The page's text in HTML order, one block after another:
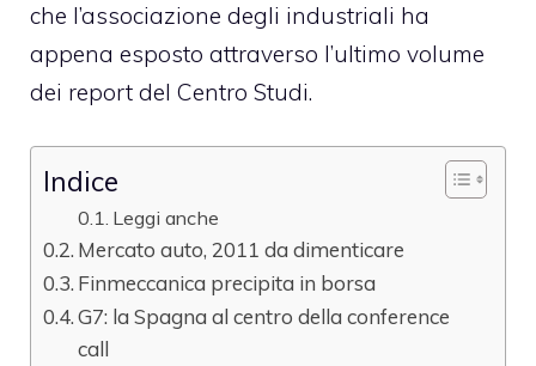
che l’associazione degli industriali ha
appena esposto attraverso l’ultimo volume
dei report del Centro Studi.
Indice
Leggi anche
Mercato auto, 2011 da dimenticare
Finmeccanica precipita in borsa
G7: la Spagna al centro della conference
call